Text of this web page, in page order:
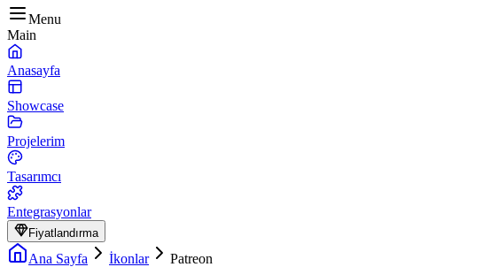
Menu
Main
Anasayfa
Showcase
Projelerim
Tasarımcı
Entegrasyonlar
Fiyatlandırma
Ana Sayfa İkonlar Patreon